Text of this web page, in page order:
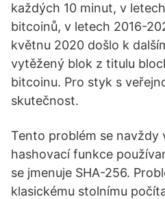
každých 10 minut, v
bitcoinů, v letech 2016-
květnu 2020 došlo k
vytěžený blok z titulu
bitcoinu. Pro styk s
skutečnost.
Tento problém se navždy
hashovací funkce
se jmenuje SHA-256.
klasickému stolnímu